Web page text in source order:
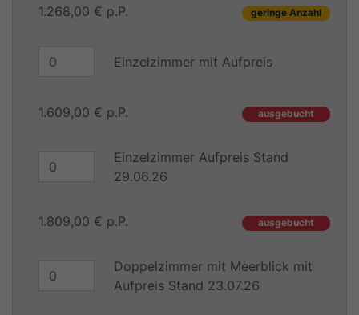
1.268,00 € p.P. geringe Anzahl
Einzelzimmer mit Aufpreis
1.609,00 € p.P. ausgebucht
Einzelzimmer Aufpreis Stand
29.06.26
1.809,00 € p.P. ausgebucht
Doppelzimmer mit Meerblick mit
Aufpreis Stand 23.07.26